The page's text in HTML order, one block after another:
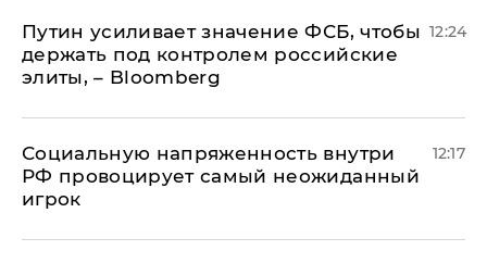
Путин усиливает значение ФСБ, чтобы
держать под контролем российские
элиты, – Bloomberg
12:24
Социальную напряженность внутри
РФ провоцирует самый неожиданный
игрок
12:17